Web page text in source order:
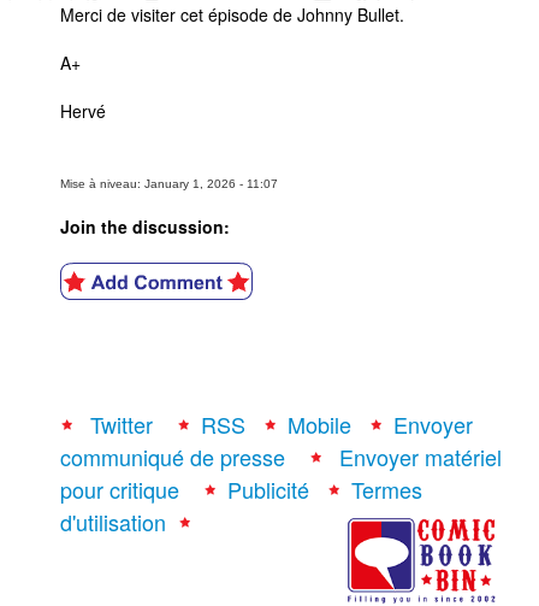
Merci de visiter cet épisode de Johnny Bullet.
A+
Hervé
Mise à niveau: January 1, 2026 - 11:07
Join the discussion:
Twitter RSS Mobile
Envoyer
communiqué de presse
Envoyer matériel
pour critique
Publicité
Termes
d'utilisation